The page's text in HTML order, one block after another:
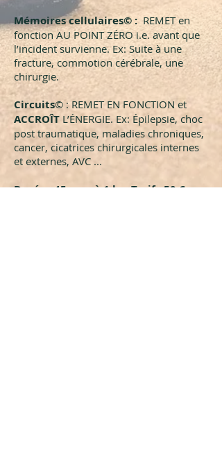
Mémoires cellulaires© : REMET en
fonction AU POINT ZÉRO i.e. avant que
l’incident survienne. Ex: Suite à une
fracture, commotion cérébrale, une
chirurgie.
Circuits© : REMET EN FONCTION et
ACCROÎT L’ÉNERGIE. Ex: Épilepsie, choc
post traumatique, maladies chroniques,
cancer, cicatrices chirurgicales internes
et externes, AVC ...
Durée : 45 mns à 1 h - Tarif : 50 €